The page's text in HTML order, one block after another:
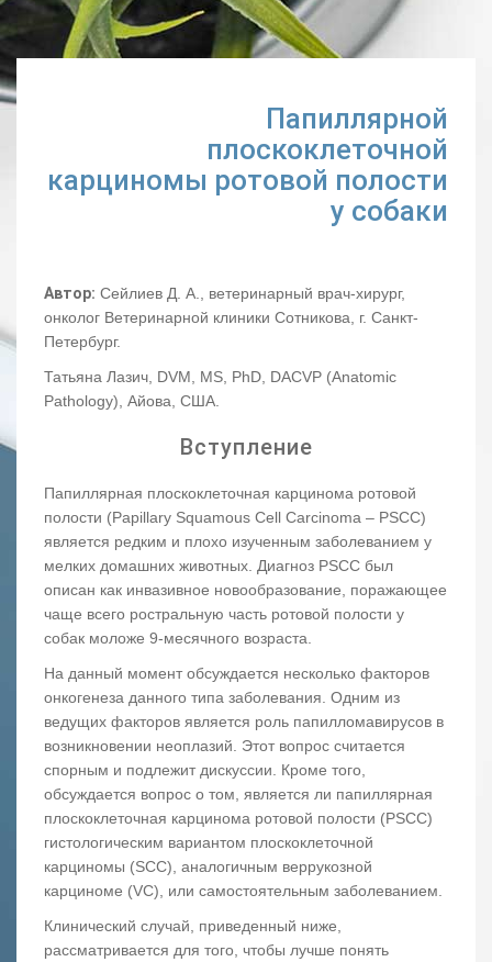
Папиллярной
плоскоклеточной
карциномы ротовой полости
у собаки
Автор: Сейлиев Д. А., ветеринарный врач-хирург,
онколог Ветеринарной клиники Сотникова, г. Санкт-
Петербург.
Татьяна Лазич, DVM, MS, PhD, DACVP (Anatomic
Pathology), Айова, США.
Вступление
Папиллярная плоскоклеточная карцинома ротовой
полости (Papillary Squamous Cell Carcinoma – PSCC)
является редким и плохо изученным заболеванием у
мелких домашних животных. Диагноз PSCC был
описан как инвазивное новообразование, поражающее
чаще всего ростральную часть ротовой полости у
собак моложе 9-месячного возраста.
На данный момент обсуждается несколько факторов
онкогенеза данного типа заболевания. Одним из
ведущих факторов является роль папилломавирусов в
возникновении неоплазий. Этот вопрос считается
спорным и подлежит дискуссии. Кроме того,
обсуждается вопрос о том, является ли папиллярная
плоскоклеточная карцинома ротовой полости (PSCC)
гистологическим вариантом плоскоклеточной
карциномы (SCC), аналогичным веррукозной
карциноме (VC), или самостоятельным заболеванием.
Клинический случай, приведенный ниже,
рассматривается для того, чтобы лучше понять